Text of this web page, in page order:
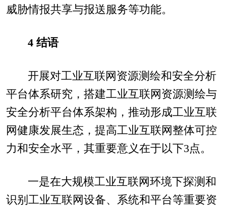
威胁情报共享与报送服务等功能。
4 结语
开展对工业互联网资源测绘和安全分析
平台体系研究，搭建工业互联网资源测绘与
安全分析平台体系架构，推动形成工业互联
网健康发展生态，提高工业互联网整体可控
力和安全水平，其重要意义在于以下3点。
一是在大规模工业互联网环境下探测和
识别工业互联网设备、系统和平台等重要资